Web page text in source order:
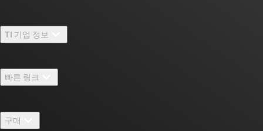
TI 기업 정보
채용
뉴스룸
빠른 링크
구매